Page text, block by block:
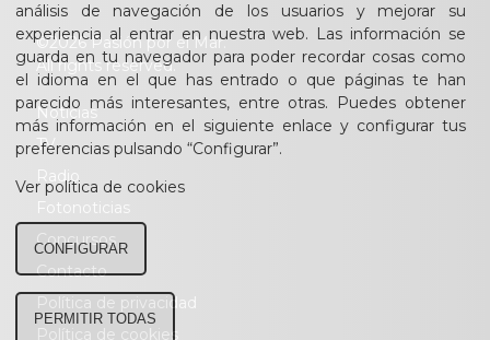
©2026 Pasión por el Mar.
All rights reserved.
Noticias
TV
Radio
Fotonoticias
Concursos
Contacto
Política de privacidad
Política de cookies
análisis de navegación de los usuarios y mejorar su
experiencia al entrar en nuestra web. Las información se
guarda en tu navegador para poder recordar cosas como
el idioma en el que has entrado o que páginas te han
parecido más interesantes, entre otras. Puedes obtener
más información en el siguiente enlace y configurar tus
preferencias pulsando “Configurar”.
Ver política de cookies
CONFIGURAR
PERMITIR TODAS